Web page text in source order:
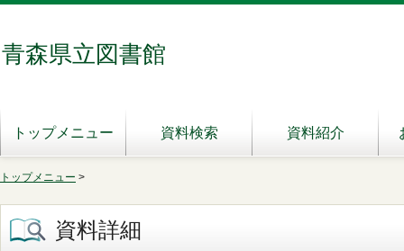
青森県立図書館
トップメニュー 資料検索 資料紹介
トップメニュー >
資料詳細